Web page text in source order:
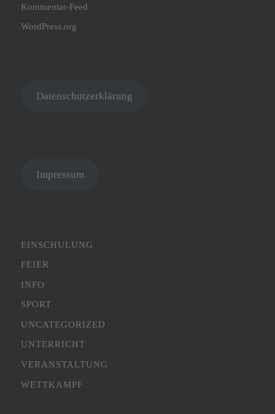
Kommentar-Feed
WordPress.org
Datenschutzerklärung
Impressum
EINSCHULUNG
FEIER
INFO
SPORT
UNCATEGORIZED
UNTERRICHT
VERANSTALTUNG
WETTKAMPF